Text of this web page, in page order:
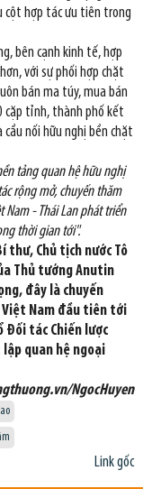
cột hợp tác ưu tiên trong
bên cạnh kinh tế, hợp
với sự phối hợp chặt
bán ma túy, mua bán
cặp tỉnh, thành phố kết
nối hữu nghị bền chặt
tảng quan hệ hữu nghị
rộng mở, chuyến thăm
Nam - Thái Lan phát triển
thời gian tới".
thư, Chủ tịch nước Tô
Thủ tướng Anutin
đây là chuyến
Việt Nam đầu tiên tới
Đối tác Chiến lược
quan hệ ngoại
NgocHuyen
Link gốc